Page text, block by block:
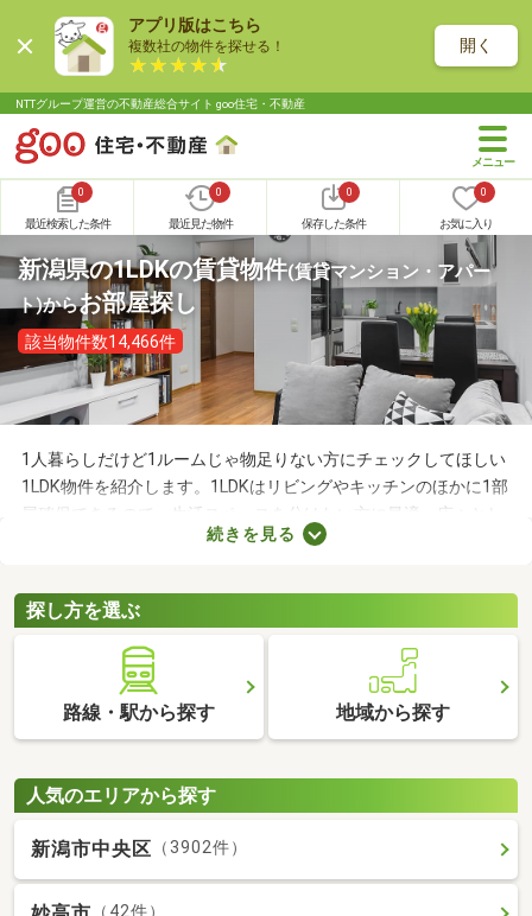
アプリ版はこちら
複数社の物件を探せる！ 開く
NTTグループ運営の不動産総合サイト goo住宅・不動産
0
最近検索した条件
0
最近見た物件
0
保存した条件
0
お気に入り
新潟県の1LDKの賃貸物件(賃貸マンション・アパー
ト)からお部屋探し
該当物件数14,466件
1人暮らしだけど1ルームじゃ物足りない方にチェックしてほしい
1LDK物件を紹介します。1LDKはリビングやキッチンのほかに1部
屋確保できるので、生活スペースを分けたい方に最適。広々とし
たLDKの物件を選べば、ゆったりとくつろげる理想のお部屋に住
えるお部屋を見つけてくださいね。
続きを見る
探し方を選ぶ
路線・駅から探す 地域から探す
人気のエリアから探す
新潟市中央区 （3902件）
（42件）